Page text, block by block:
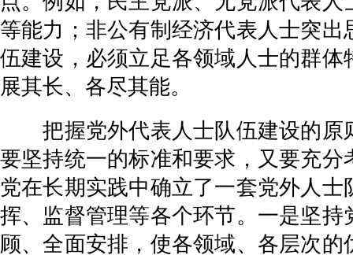
等能力；非公有制经济代表人士突
伍建设，必须立足各领域人士的群
展其长、各尽其能。
把握党外代表人士队伍建设的原
要坚持统一的标准和要求，又要充
党在长期实践中确立了一套党外人
挥、监督管理等各个环节。一是坚
顾、全面安排，使各领域、各层次